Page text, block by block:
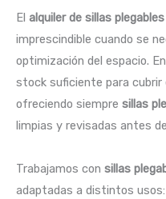
El alquiler de sillas
imprescindible cuando se
optimización del espacio.
stock suficiente para
ofreciendo siempre sillas
limpias y revisadas antes
Trabajamos con sillas
adaptadas a distintos